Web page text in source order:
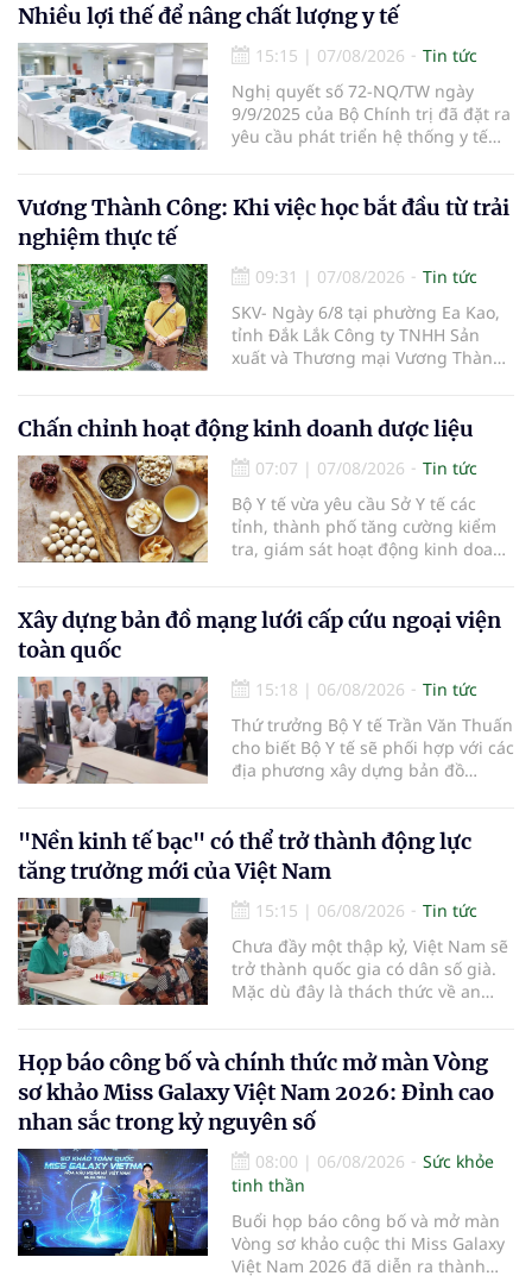
sàng lọc cho 100% người dân trên
địa bàn tỉnh trong tháng 10/2026.
Nhiều lợi thế để nâng chất lượng y tế
15:15 | 07/08/2026
Tin tức
Nghị quyết số 72-NQ/TW ngày
9/9/2025 của Bộ Chính trị đã đặt ra
yêu cầu phát triển hệ thống y tế
Vương Thành Công: Khi việc học bắt đầu từ trải
nghiệm thực tế
09:31 | 07/08/2026
Tin tức
SKV- Ngày 6/8 tại phường Ea Kao,
tỉnh Đắk Lắk Công ty TNHH Sản
xuất và Thương mại Vương Thành
tham gia của các chủ doanh
nghiệp, chủ quán cà phê, hợp tác
xã, người làm nông nghiệp và
những người yêu thích cà phê.
Chấn chỉnh hoạt động kinh doanh dược liệu
07:07 | 07/08/2026
Tin tức
Bộ Y tế vừa yêu cầu Sở Y tế các
tỉnh, thành phố tăng cường kiểm
tra, giám sát hoạt động kinh doanh
Xây dựng bản đồ mạng lưới cấp cứu ngoại viện
toàn quốc
15:18 | 06/08/2026
Tin tức
Thứ trưởng Bộ Y tế Trần Văn Thuấn
cho biết Bộ Y tế sẽ phối hợp với các
địa phương xây dựng bản đồ
thiện cơ chế tài chính và đa dạng
hóa phương tiện nhằm nâng cao
năng lực cấp cứu trước viện trên
phạm vi cả nước.
"Nền kinh tế bạc" có thể trở thành động lực
tăng trưởng mới của Việt Nam
15:15 | 06/08/2026
Tin tức
Chưa đầy một thập kỷ, Việt Nam sẽ
trở thành quốc gia có dân số già.
Mặc dù đây là thách thức về an
có giá trị hàng tỷ USD.
Họp báo công bố và chính thức mở màn Vòng
sơ khảo Miss Galaxy Việt Nam 2026: Đỉnh cao
nhan sắc trong kỷ nguyên số
08:00 | 06/08/2026
Sức khỏe
tinh thần
Buổi họp báo công bố và mở màn
Vòng sơ khảo cuộc thi Miss Galaxy
Việt Nam 2026 đã diễn ra thành